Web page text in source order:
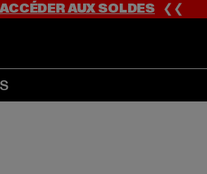
ACCÉDER AUX SOLDES❮❮